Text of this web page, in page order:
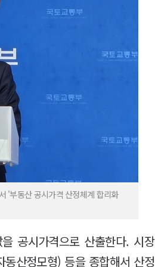
'부동산 공시가격 산정체계 합리화
공시가격으로 산출한다. 시장
산정모형) 등을 종합해서 산정